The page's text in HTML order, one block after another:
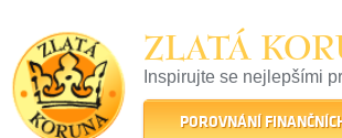
ZLATÁ
Inspirujte se nejlepšími
22 let tradice a kvality na
POROVNÁNÍ